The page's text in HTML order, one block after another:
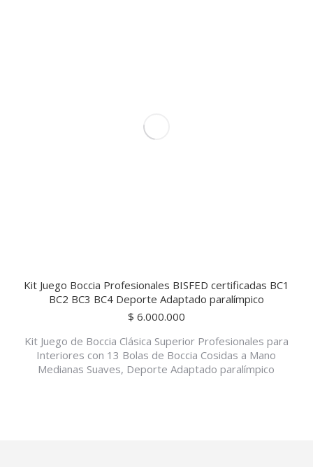
Kit Juego Boccia Profesionales BISFED certificadas BC1
BC2 BC3 BC4 Deporte Adaptado paralímpico
$ 6.000.000
Kit Juego de Boccia Clásica Superior Profesionales para
Interiores con 13 Bolas de Boccia Cosidas a Mano
Medianas Suaves, Deporte Adaptado paralímpico